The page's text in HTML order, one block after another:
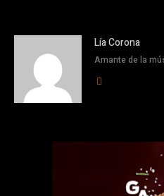
Lía Corona
Amante de la